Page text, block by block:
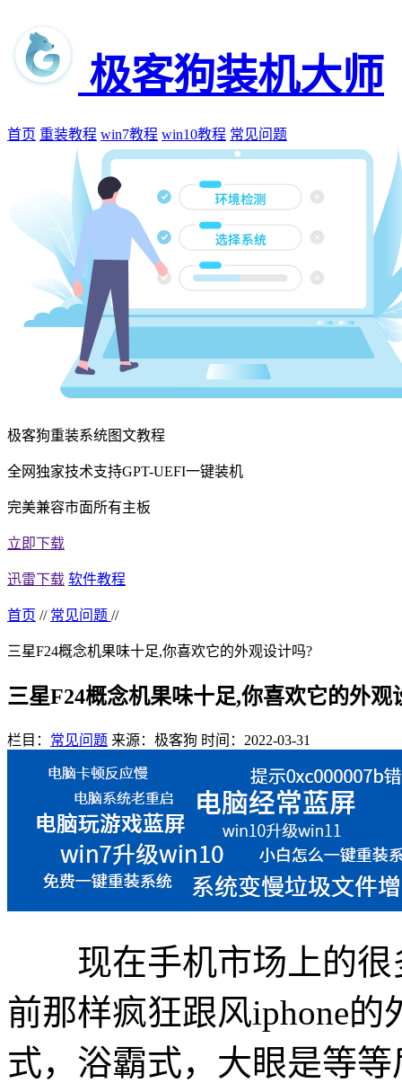
极客狗装机大师
首页 重装教程 win7教程 win10教程 常见问题
极客狗重装系统图文教程
全网独家技术支持GPT-UEFI一键装机
完美兼容市面所有主板
立即下载
迅雷下载 软件教程
首页 // 常见问题 //
三星F24概念机果味十足,你喜欢它的外观设计吗?
三星F24概念机果味十足,你喜欢它的外观
栏目： 常见问题 来源：极客狗 时间：2022-03-31
现在手机市场上的很
前那样疯狂跟风iphone
式，浴霸式，大眼是等